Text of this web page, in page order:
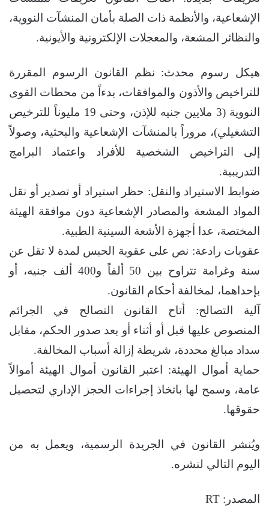
الإشعاعية، والأنظمة ذات الصلة بأمان المنشآت النووية،
والنظائر المشعة، والمعجلات الإلكترونية والأيونية.
هيكل رسوم محدث: نظم القانون الرسوم المقررة
للتراخيص والأذون والموافقات، بدءاً من محطات القوى
النووية (3 ملايين جنيه للإذن، وحتى 19 مليوناً للترخيص
التشغيلي)، مروراً بالمنشآت الإشعاعية والبحثية، وصولاً
إلى التراخيص الشخصية للأفراد واعتماد البرامج
التدريبية.
ضوابط الاستيراد والنقل: حظر استيراد أو تصدير أو نقل
المواد المشعة والمصادر الإشعاعية دون موافقة الهيئة
المختصة، عدا أجهزة الأشعة السينية الطبية.
عقوبات رادعة: نص على عقوبة الحبس لمدة لا تقل عن
سنة وغرامة تتراوح بين 50 ألفاً و400 ألف جنيه، أو
بإحداهما، لمخالفة أحكام القانون.
آلية التصالح: أتاح القانون التصالح في الجرائم
المنصوص عليها قبل أو أثناء أو بعد صدور الحكم، مقابل
سداد مبالغ محددة، شريطة إزالة أسباب المخالفة.
حماية أموال الهيئة: اعتبر القانون أموال الهيئة أموالاً
عامة، وسمح لها باتخاذ إجراءات الحجز الإداري لتحصيل
حقوقها.
ويُنشر القانون في الجريدة الرسمية، ويعمل به من
اليوم التالي لنشره.
المصدر: RT